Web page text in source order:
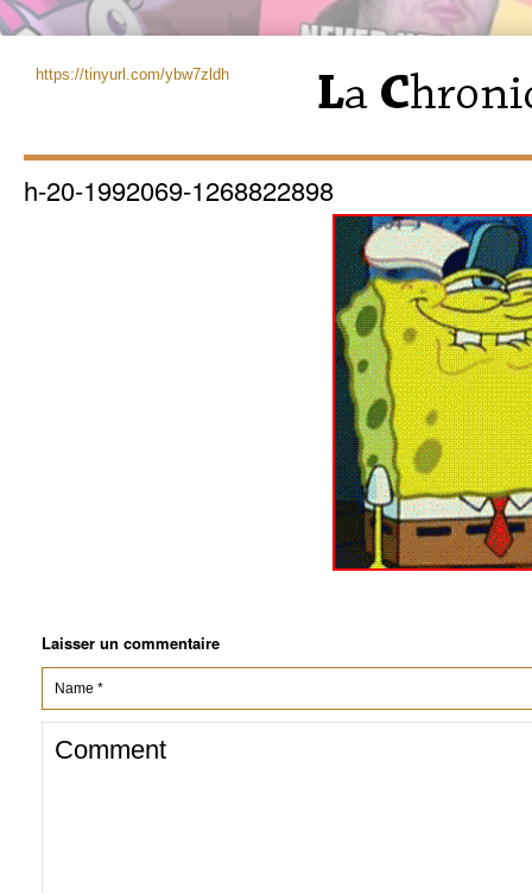
https://tinyurl.com/ybw7zldh
h-20-1992069-1268822898
Laisser un commentaire